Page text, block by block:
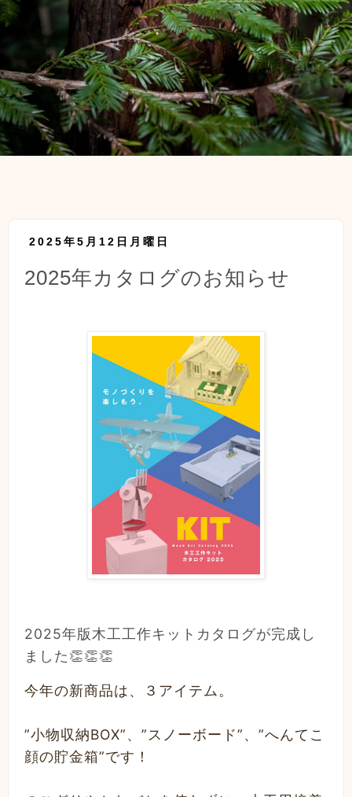
2025年5月12日月曜日
2025年カタログのお知らせ
2025年版木工工作キットカタログが完成し
ました👏👏👏
今年の新商品は、３ アイテム。
”小物収納BOX”、”スノーボード”、”へんてこ
顔の貯金箱”です！